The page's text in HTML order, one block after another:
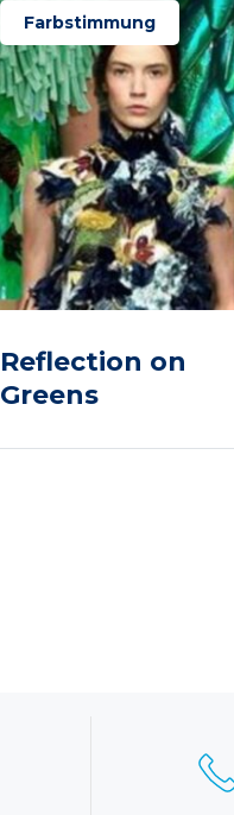
Farbstimmung
Reflection on
Greens